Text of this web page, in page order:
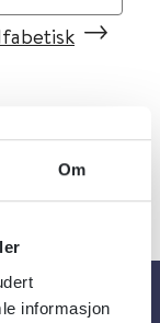
Om
informasjon
»